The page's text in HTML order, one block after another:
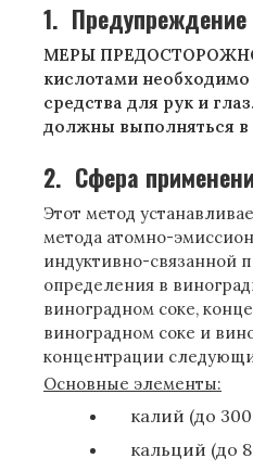
1. Предупреждение
МЕРЫ
кислотами
средства для рук и
должны выполняться
2. Сфера
Этот метод
метода атомно-
индуктивно-связанной
определения в
виноградном соке,
виноградном соке и
концентрации
Основные элементы:
калий (до
кальций (до